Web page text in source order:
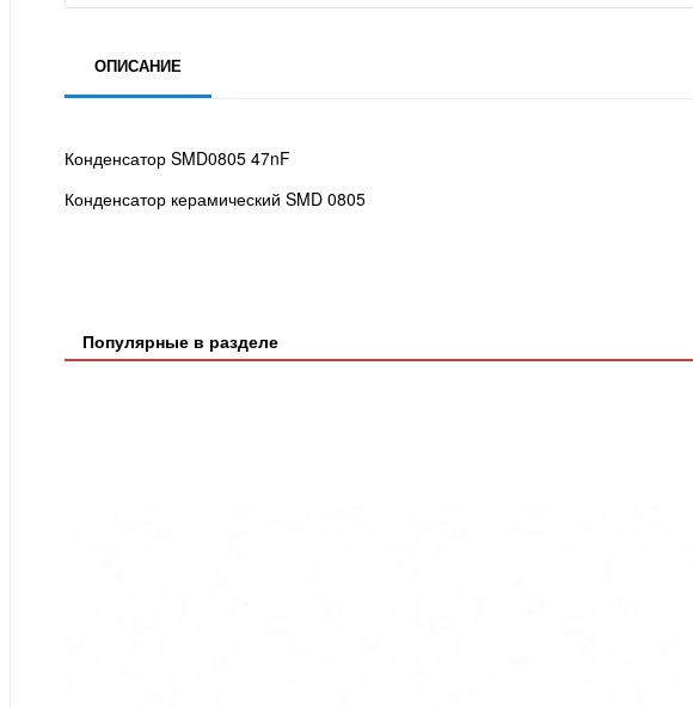
ОПИСАНИЕ
Конденсатор SMD0805 47nF
Конденсатор керамический SMD 0805
Популярные в разделе